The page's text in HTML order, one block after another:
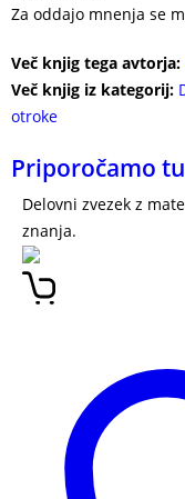
Za oddajo mnenja se
Več knjig tega avtorja:
Več knjig iz kategorij:
otroke
Priporočamo
Delovni zvezek z
znanja.